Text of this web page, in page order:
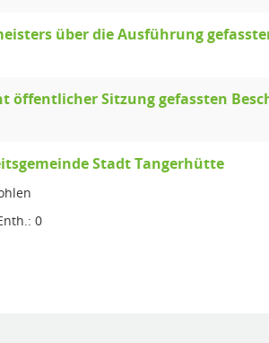
über die Ausführung
öffentlicher Sitzung gefassten
Stadt Tangerhütte
0